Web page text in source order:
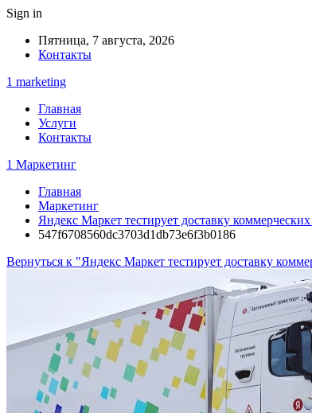
Sign in
Пятница, 7 августа, 2026
Контакты
1 marketing
Главная
Услуги
Контакты
1 Маркетинг
Главная
Маркетинг
Яндекс Маркет тестирует доставку
547f6708560dc3703d1db73e6f3b0186
Вернуться к "Яндекс Маркет тестирует доставку